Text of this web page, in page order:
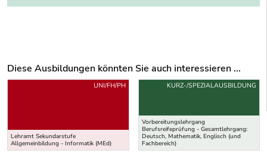
Diese Ausbildungen könnten Sie auch interessieren ...
Uber weitere Ausbildungsvorschläge
Lehramt Sekundarstufe
Allgemeinbildung - Informatik (MEd)
UNI/FH/PH
Vorbereitungslehrgang
Berufsreifeprüfung - Gesamtlehrgang:
Deutsch, Mathematik, Englisch (und
Fachbereich)
KURZ-/SPEZIALAUSBILDUNG